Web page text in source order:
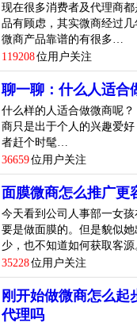
现在很多消费者及代理商
品有顾虑，其实微商经过几
微商产品靠谱的有很多…
119208位用户关注
聊一聊：什么人适合
什么样的人适合做微商呢
商只是出于个人的兴趣爱
者赶个时髦…
36659位用户关注
面膜微商怎么推广更
今天看到公司人事部一女
要是做面膜的。但是貌似
少，也不知道如何获取客
35228位用户关注
刚开始做微商怎么起
代理吗